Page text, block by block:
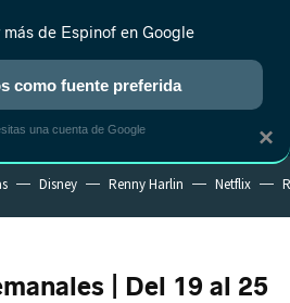
ANIME RANKINGS CINE
Disney Renny Harlin Netflix
| Del 19 al 25
×
más de Espinof en Google
como fuente preferida
una cuenta de Google